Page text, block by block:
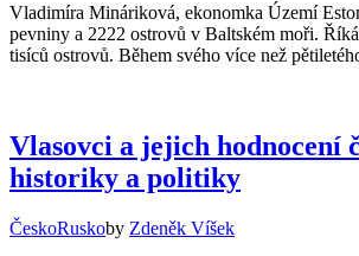
Vladimíra Mináriková, ekonomka Území
pevniny a 2222 ostrovů v Baltském moři.
tisíců ostrovů. Během svého více než
Vlasovci a jejich hodnocení
historiky a politiky
ČeskoRuskoby Zdeněk Víšek